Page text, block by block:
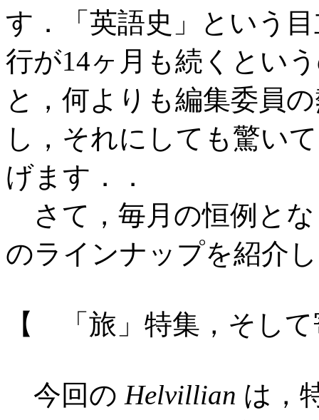
す．「英語史」という
行が14ヶ月も続くとい
と，何よりも編集委員
し，それにしても驚い
げます．．
さて，毎月の恒例と
のラインナップを紹介
【 「旅」特集，そし
今回の Helvillian は，